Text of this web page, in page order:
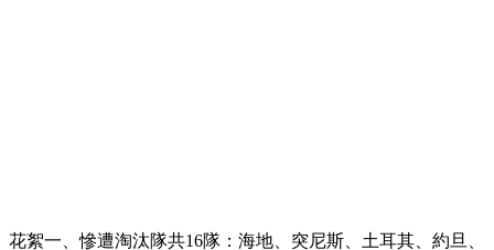
花絮一、慘遭淘汰隊共16隊：海地、突尼斯、土耳其、約旦、